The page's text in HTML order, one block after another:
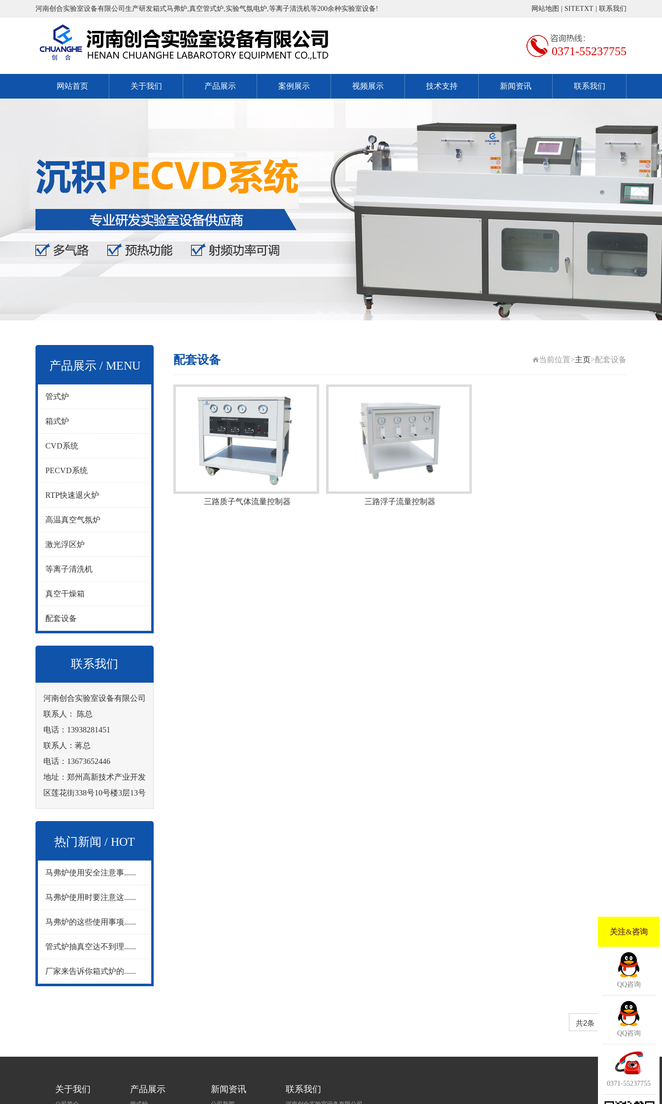
河南创合实验室设备有限公司生产研发箱式马弗炉,真空管式炉,实验气氛电炉,等离子清洗机等200余种实验室设备! 网站地图 SITETXT 联系我们
0371-55237755
网站首页 关于我们 产品展示 案例展示 视频展示 技术支持 新闻资讯 联系我们
产品展示 / MENU
管式炉
箱式炉
CVD系统
PECVD系统
RTP快速退火炉
高温真空气氛炉
激光浮区炉
等离子清洗机
真空干燥箱
配套设备
联系我们
河南创合实验室设备有限公司
联系人： 陈总
电话：13938281451
联系人：蒋总
电话：13673652446
地址：郑州高新技术产业开发
区莲花街338号10号楼3层13号
热门新闻 / HOT
NEWS
马弗炉使用安全注意事......
马弗炉使用时要注意这......
马弗炉的这些使用事项......
管式炉抽真空达不到理......
厂家来告诉你箱式炉的......
配套设备 当前位置>主页>配套设备
三路质子气体流量控制器 三路浮子流量控制器
共2条
关于我们 产品展示 新闻资讯 联系我们
关注&咨询
QQ咨询
QQ咨询
0371-55237755